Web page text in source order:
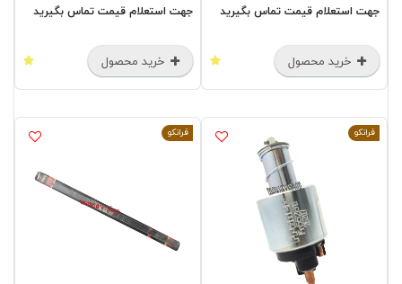
جهت استعلام قیمت تماس بگیرید
خرید محصول
جهت استعلام قیمت تماس بگیرید
خرید محصول
فرانکو فرانکو